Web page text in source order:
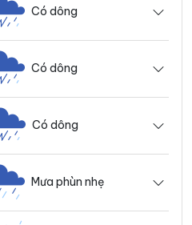
Có dông
Có dông
Có dông
Mưa phùn nhẹ